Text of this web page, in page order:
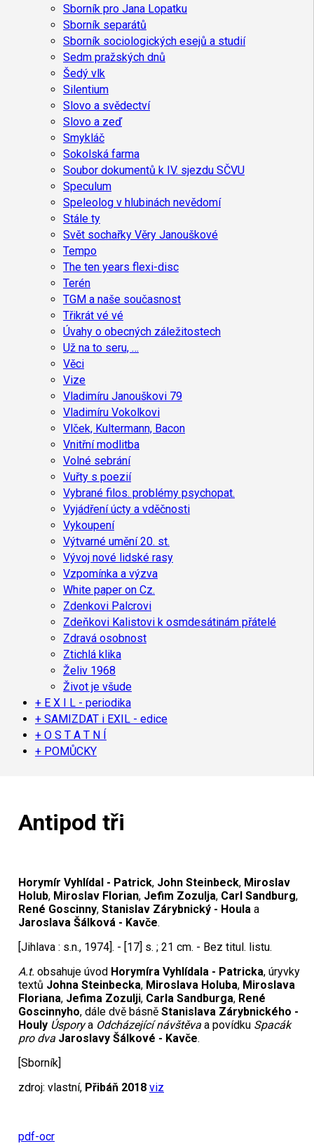
Sborník pro Jana Lopatku
Sborník separátů
Sborník sociologických esejů a studií
Sedm pražských dnů
Šedý vlk
Silentium
Slovo a svědectví
Slovo a zeď
Smykláč
Sokolská farma
Soubor dokumentů k IV. sjezdu SČVU
Speculum
Speleolog v hlubinách nevědomí
Stále ty
Svět sochařky Věry Janouškové
Tempo
The ten years flexi-disc
Terén
TGM a naše současnost
Třikrát vé vé
Úvahy o obecných záležitostech
Už na to seru, …
Věci
Vize
Vladimíru Janouškovi 79
Vladimíru Vokolkovi
Vlček, Kultermann, Bacon
Vnitřní modlitba
Volné sebrání
Vuřty s poezií
Vybrané filos. problémy psychopat.
Vyjádření úcty a vděčnosti
Vykoupení
Výtvarné umění 20. st.
Vývoj nové lidské rasy
Vzpomínka a výzva
White paper on Cz.
Zdenkovi Palcrovi
Zdeňkovi Kalistovi k osmdesátinám přátelé
Zdravá osobnost
Ztichlá klika
Želiv 1968
Život je všude
+ E X I L - periodika
+ SAMIZDAT i EXIL - edice
+ O S T A T N Í
+ POMŮCKY
Antipod tři
Horymír Vyhlídal - Patrick, John Steinbeck, Miroslav
Holub, Miroslav Florian, Jefim Zozulja, Carl Sandburg,
René Goscinny, Stanislav Zárybnický - Houla a
Jaroslava Šálková - Kavče.
[Jihlava : s.n., 1974]. - [17] s. ; 21 cm. - Bez titul. listu.
A.t. obsahuje úvod Horymíra Vyhlídala - Patricka, úryvky
textů Johna Steinbecka, Miroslava Holuba, Miroslava
Floriana, Jefima Zozulji, Carla Sandburga, René
Goscinnyho, dále dvě básně Stanislava Zárybnického -
Houly Úsporya Odcházející návštěva a povídku Spacák
pro dva Jaroslavy Šálkové - Kavče.
[Sborník]
zdroj: vlastní, Přibáň 2018 viz
pdf-ocr